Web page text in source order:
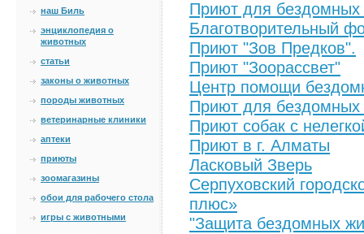
наш Биль
энциклопедия о
животных
статьи
законы о животных
породы животных
ветеринарные клиники
аптеки
приюты
зоомагазины
обои для рабочего стола
игры с животными
Приют для бездомных
Благотворительный
Приют "Зов Предков".
Приют "Зоорассвет"
Центр помощи
Приют для
Приют собак с
Приют в г. Алматы
Ласковый Зверь
Серпуховский
плюс»
"Защита бездомных